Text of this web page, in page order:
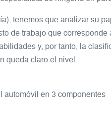
tenemos que analizar su
de trabajo que corresponde
y, por tanto, la
queda claro el nivel
en 3 componentes